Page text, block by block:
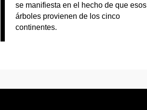
se manifiesta en el hecho de que esos
árboles provienen de los cinco
continentes.